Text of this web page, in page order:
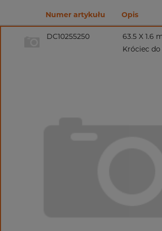
Numer artykułu Opis
DC10255250
63.5 X 1.6
Króciec do